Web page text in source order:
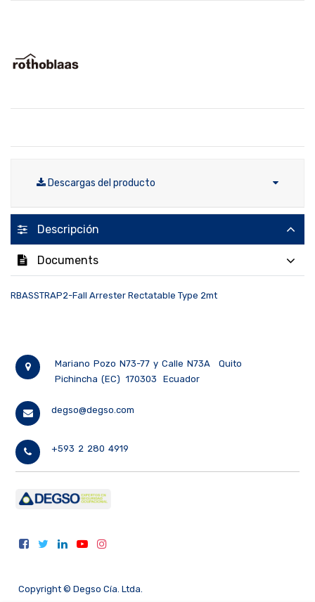
Descargas del producto
Descripción
Documents
RBASSTRAP2-Fall Arrester Rectatable Type 2mt
Mariano Pozo N73-77 y Calle N73A
Quito
Pichincha (EC)
170303 Ecuador
degso@degso.com
+593 2 280 4919
Copyright © Degso Cía. Ltda.